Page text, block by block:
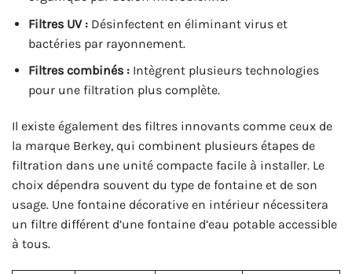
Filtres UV :Désinfectent en éliminant virus et
bactéries par rayonnement.
Filtres combinés :Intègrent plusieurs technologies
pour une filtration plus complète.
Il existe également des filtres innovants comme ceux de
la marque Berkey, qui combinent plusieurs étapes de
filtration dans une unité compacte facile à installer. Le
choix dépendra souvent du type de fontaine et de son
usage. Une fontaine décorative en intérieur nécessitera
un filtre différent d’une fontaine d’eau potable accessible
à tous.